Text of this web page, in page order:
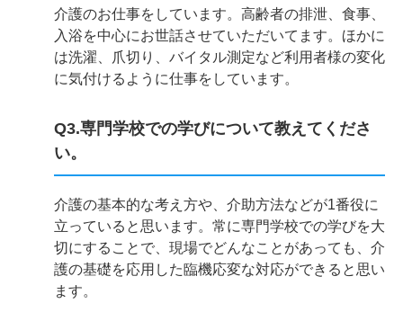
介護のお仕事をしています。高齢者の排泄、食事、
入浴を中心にお世話させていただいてます。ほかに
は洗濯、爪切り、バイタル測定など利用者様の変化
に気付けるように仕事をしています。
Q3.専門学校での学びについて教えてくださ
い。
介護の基本的な考え方や、介助方法などが1番役に
立っていると思います。常に専門学校での学びを大
切にすることで、現場でどんなことがあっても、介
護の基礎を応用した臨機応変な対応ができると思い
ます。